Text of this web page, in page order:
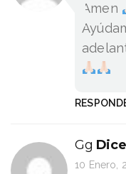
Amen
Gg
10 Enero,